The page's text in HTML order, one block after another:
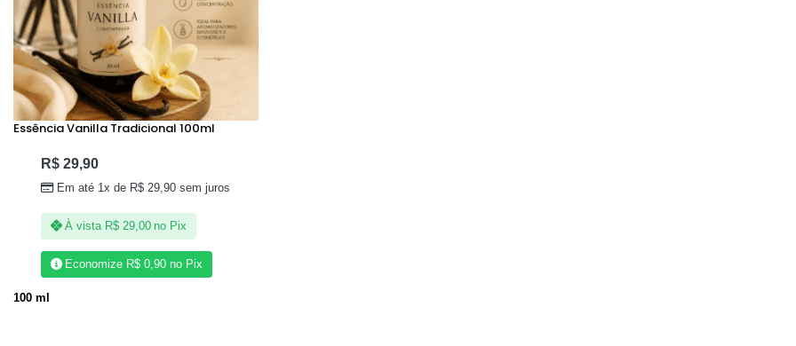
Essência Vanilla Tradicional 100ml
R$ 29,90
Em até 1x de R$ 29,90 sem juros
À vista R$29,00 no Pix
Economize R$ 0,90 no Pix
100 ml